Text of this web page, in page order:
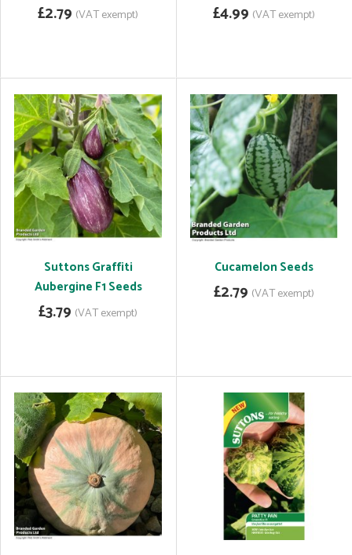
£2.79 (VAT exempt) £4.99 (VAT exempt)
Suttons Graffiti
Aubergine F1 Seeds
£3.79 (VAT exempt)
Cucamelon Seeds
£2.79 (VAT exempt)